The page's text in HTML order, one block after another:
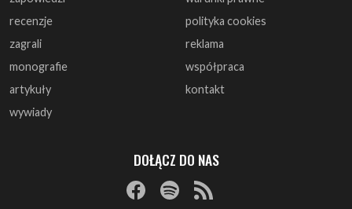
artykuły
wywiady
kontakt
DOŁĄCZ DO NAS
© 1997 - 2025 ArtRock.pl - Wszelkie prawa zastrzeżone.